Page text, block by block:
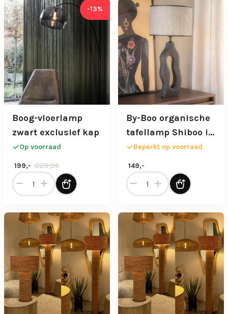
-13%
Boog-vloerlamp
zwart exclusief kap
Op voorraad
229,95
Oorspronkelijke prijs was: 229,95.
199,-
Huidige prijs is: 199,-.
Boog-vloerlamp zwart exclusief kap aantal
By-Boo organische
tafellamp Shiboo in
zwart
Beperkt op voorraad
149,-
By-Boo organische